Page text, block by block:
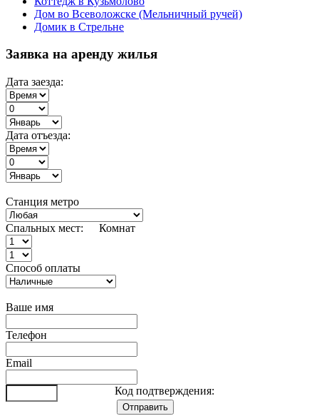
Дом во Всеволожске (Мельничный ручей)
Домик в Стрельне
Заявка на аренду жилья
Дата заезда:
Дата отъезда:
Станция метро
Спальных мест: Комнат
Способ оплаты
Ваше имя
Телефон
Email
Код подтверждения: